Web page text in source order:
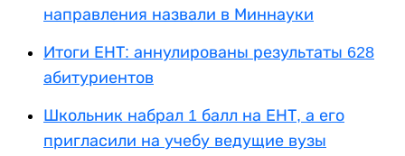
направления назвали в Миннауки
Итоги ЕНТ: аннулированы результаты 628
абитуриентов
Школьник набрал 1 балл на ЕНТ, а его
пригласили на учебу ведущие вузы